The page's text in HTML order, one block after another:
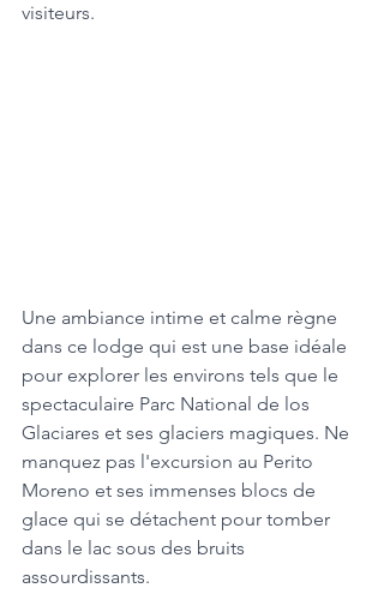
visiteurs.
Une ambiance intime et calme règne
dans ce lodge qui est une base idéale
pour explorer les environs tels que le
spectaculaire Parc National de los
Glaciares et ses glaciers magiques. Ne
manquez pas l'excursion au Perito
Moreno et ses immenses blocs de
glace qui se détachent pour tomber
dans le lac sous des bruits
assourdissants.